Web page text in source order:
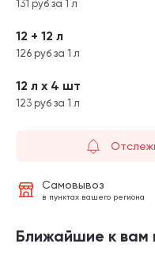
131 руб за 1 л
12 + 12 л
126 руб за 1 л
12 л х 4 шт
123 руб за 1 л
Самовывоз
в пунктах вашего региона
Ближайшие к вам